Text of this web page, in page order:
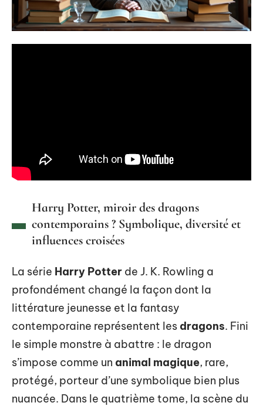
Harry Potter, miroir des dragons
contemporains ? Symbolique, diversité et
influences croisées
La série Harry Potter de J. K. Rowling a
profondément changé la façon dont la
littérature jeunesse et la fantasy
contemporaine représentent les dragons. Fini
le simple monstre à abattre : le dragon
s’impose comme un animal magique, rare,
protégé, porteur d’une symbolique bien plus
nuancée. Dans le quatrième tome, la scène du